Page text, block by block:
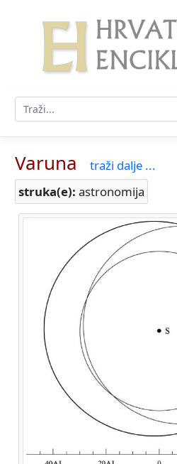
Varuna
traži dalje ...
struka(e): astronomija